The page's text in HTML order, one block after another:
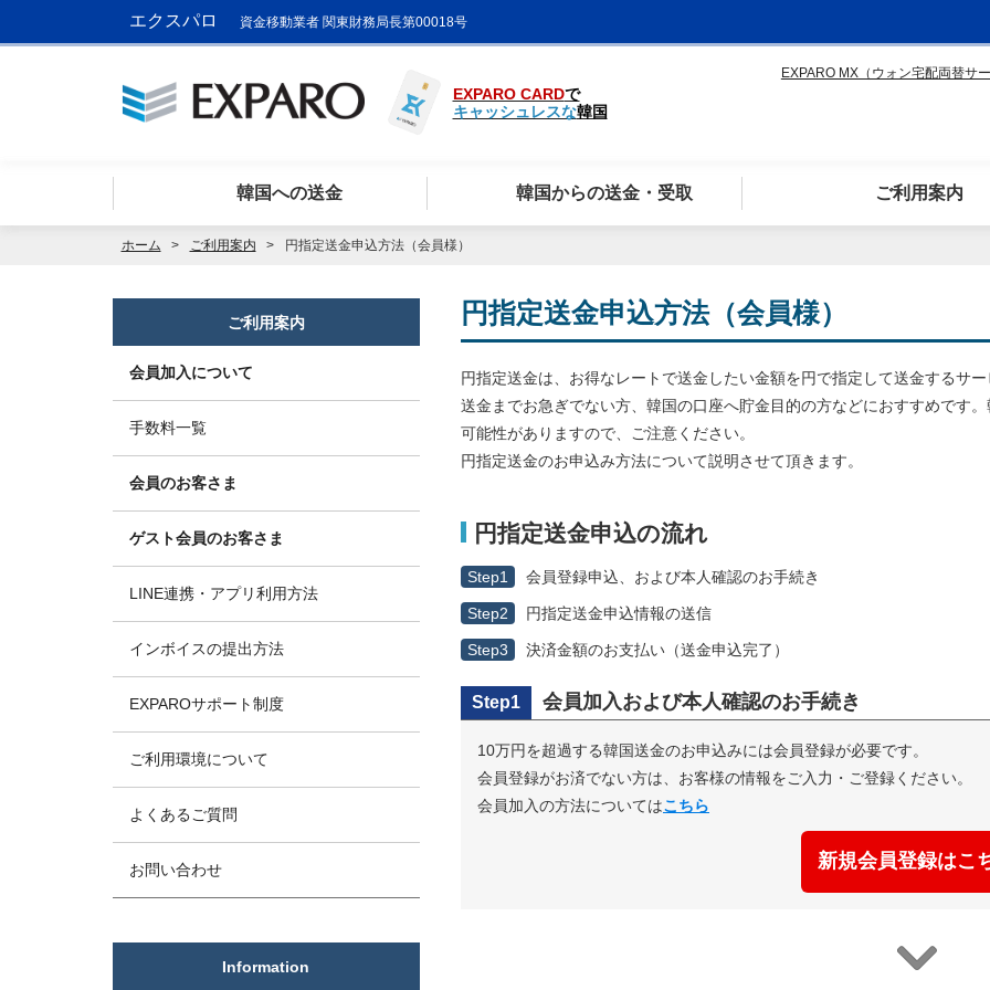
エクスパロ 資金移動業者 関東財務局長第00018号
EXPARO CARDで
キャッシュレスな韓国
EXPARO MX（ウォン宅配両替サ
韓国への送金 韓国からの送金・受取 ご利用案内
ホーム ご利用案内 円指定送金申込方法（会員様）
円指定送金申込方法（会員様）
円指定送金は、お得なレートで送金したい金額を円で指定して送金するサ
送金までお急ぎでない方、韓国の口座へ貯金目的の方などにおすすめです
可能性がありますので、ご注意ください。
円指定送金のお申込み方法について説明させて頂きます。
円指定送金申込の流れ
Step1 会員登録申込、および本人確認のお手続き
Step2 円指定送金申込情報の送信
Step3 決済金額のお支払い（送金申込完了）
Step1 会員加入および本人確認のお手続き
10万円を超過する韓国送金のお申込みには会員登録が必要です。
会員登録がお済でない方は、お客様の情報をご入力・ご登録ください。
会員加入の方法についてはこちら
新規会員登録はこ
ご利用案内
会員加入について
手数料一覧
会員のお客さま
ゲスト会員のお客さま
LINE連携・アプリ利用方法
インボイスの提出方法
EXPAROサポート制度
ご利用環境について
よくあるご質問
お問い合わせ
Information